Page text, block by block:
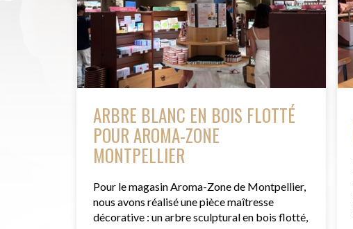
ARBRE BLANC EN BOIS FLOTTÉ
POUR AROMA-ZONE
MONTPELLIER
Pour le magasin Aroma-Zone de Montpellier,
nous avons réalisé une pièce maîtresse
décorative : un arbre sculptural en bois flotté,